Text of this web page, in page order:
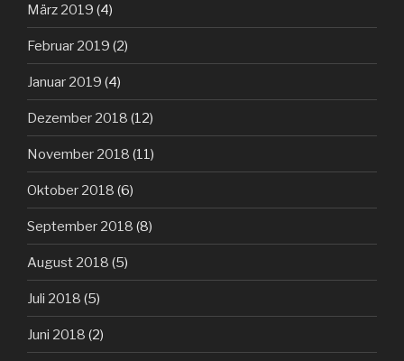
März 2019 (4)
Februar 2019 (2)
Januar 2019 (4)
Dezember 2018 (12)
November 2018 (11)
Oktober 2018 (6)
September 2018 (8)
August 2018 (5)
Juli 2018 (5)
Juni 2018 (2)